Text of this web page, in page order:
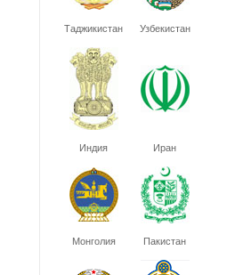
Таджикистан Узбекистан
Индия Иран
Монголия Пакистан